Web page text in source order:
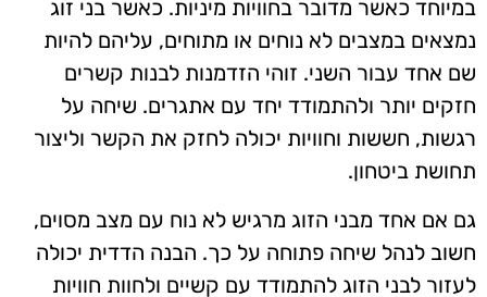
במיוחד כאשר מדובר בחוויות מיניות. כאשר בני זוג
נמצאים במצבים לא נוחים או מתוחים, עליהם להיות
שם אחד עבור השני. זוהי הזדמנות לבנות קשרים
חזקים יותר ולהתמודד יחד עם אתגרים. שיחה על
רגשות, חששות וחוויות יכולה לחזק את הקשר וליצור
תחושת ביטחון.
גם אם אחד מבני הזוג מרגיש לא נוח עם מצב מסוים,
חשוב לנהל שיחה פתוחה על כך. הבנה הדדית יכולה
לעזור לבני הזוג להתמודד עם קשיים ולחוות חוויות